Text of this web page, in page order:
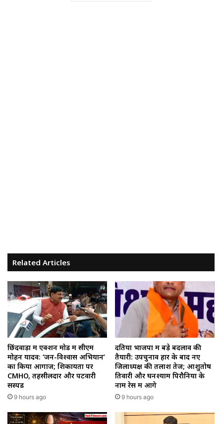
Related Articles
छिंदवाड़ा में एक्शन मोड में सीएम
मोहन यादव: ‘जन-विश्वास अभियान’
का किया आगाज; शिकायतों पर
CMHO, तहसीलदार और पटवारी
सस्पेंड
9 hours ago
दतिया भाजपा में बड़े बदलाव की
तैयारी: उपचुनाव हार के बाद नए
जिलाध्यक्ष की तलाश तेज; आशुतोष
तिवारी और घनश्याम पिरौनिया के
नाम रेस में आगे
9 hours ago